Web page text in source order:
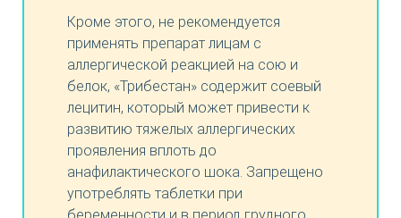
Кроме этого, не рекомендуется
применять препарат лицам с
аллергической реакцией на сою и
белок, «Трибестан» содержит соевый
лецитин, который может привести к
развитию тяжелых аллергических
проявления вплоть до
анафилактического шока. Запрещено
употреблять таблетки при